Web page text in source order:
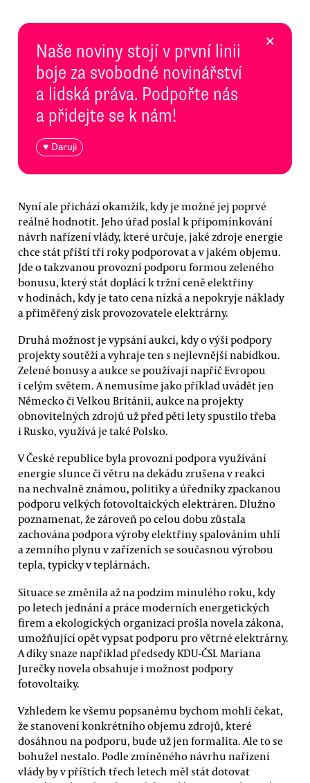
Naše noviny stojí v první linii
boje za svobodné novinářství
a lidská práva. Podpořte nás
a přidejte se k nám!
♥ Daruji
×
Nyní ale přichází okamžik, kdy je možné jej poprvé
reálně hodnotit. Jeho úřad poslal k připomínkování
návrh nařízení vlády, které určuje, jaké zdroje energie
chce stát příští tři roky podporovat a v jakém objemu.
Jde o takzvanou provozní podporu formou zeleného
bonusu, který stát doplácí k tržní ceně elektřiny
v hodinách, kdy je tato cena nízká a nepokryje náklady
a přiměřený zisk provozovatele elektrárny.
Druhá možnost je vypsání aukcí, kdy o výši podpory
projekty soutěží a vyhraje ten s nejlevnější nabídkou.
Zelené bonusy a aukce se používají napříč Evropou
i celým světem. A nemusíme jako příklad uvádět jen
Německo či Velkou Británii, aukce na projekty
obnovitelných zdrojů už před pěti lety spustilo třeba
i Rusko, využívá je také Polsko.
V České republice byla provozní podpora využívání
energie slunce či větru na dekádu zrušena v reakci
na nechvalně známou, politiky a úředníky zpackanou
podporu velkých fotovoltaických elektráren. Dlužno
poznamenat, že zároveň po celou dobu zůstala
zachována podpora výroby elektřiny spalováním uhlí
a zemního plynu v zařízeních se současnou výrobou
tepla, typicky v teplárnách.
Situace se změnila až na podzim minulého roku, kdy
po letech jednání a práce moderních energetických
firem a ekologických organizací prošla novela zákona,
umožňující opět vypsat podporu pro větrné elektrárny.
A díky snaze například předsedy KDU-ČSL Mariana
Jurečky novela obsahuje i možnost podpory
fotovoltaiky.
Vzhledem ke všemu popsanému bychom mohli čekat,
že stanovení konkrétního objemu zdrojů, které
dosáhnou na podporu, bude už jen formalita. Ale to se
bohužel nestalo. Podle zmíněného návrhu nařízení
vlády by v příštích třech letech měl stát dotovat